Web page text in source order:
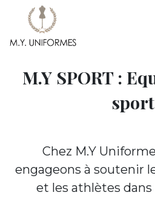
Se rendre au contenu
M.Y SPORT :
sport
Chez M.Y
engageons à soutenir
et les athlètes